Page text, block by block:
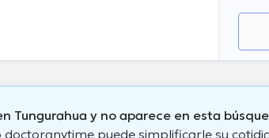
Tungurahua y no aparece en esta
doctoranytime puede simplificarle su